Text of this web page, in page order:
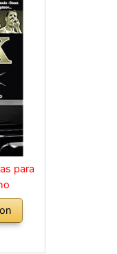
para